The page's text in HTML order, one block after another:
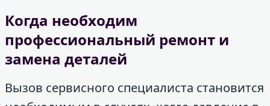
Когда необходим
профессиональный ремонт и
замена деталей
Вызов сервисного специалиста становится